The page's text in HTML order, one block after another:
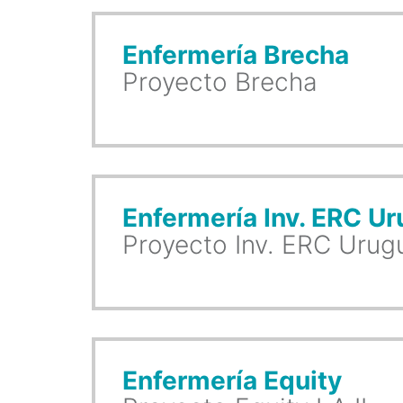
Enfermería Brecha
Proyecto Brecha
Enfermería Inv. ERC
Proyecto Inv. ERC
Enfermería Equity